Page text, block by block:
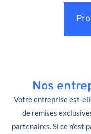
Nos
Votre entreprise est-
de remises
partenaires. Si ce n’est